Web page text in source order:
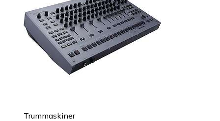
Trummaskiner